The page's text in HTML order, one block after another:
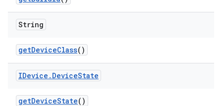
String
getDeviceClass()
IDevice . DeviceState
getDeviceState()